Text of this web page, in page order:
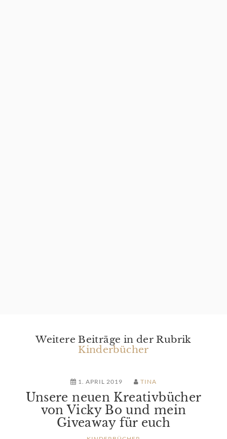
Weitere Beiträge in der Rubrik
Kinderbücher
1. APRIL 2019 TINA
Unsere neuen Kreativbücher
von Vicky Bo und mein
Giveaway für euch